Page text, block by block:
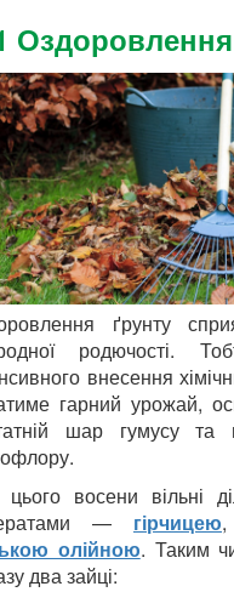
Оздоровлення
ґрунту
родючості.
внесення
гарний урожай,
шар гумусу та
восени вільні
— гірчицею,
олійною. Таким
два зайці: